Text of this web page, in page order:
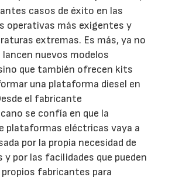
casos de éxito en las
operativas más exigentes y
extremas. Es más, ya no
lancen nuevos modelos
que también ofrecen kits
una plataforma diesel en
el fabricante
se confía en que la
plataformas eléctricas vaya a
por la propia necesidad de
por las facilidades que pueden
fabricantes para